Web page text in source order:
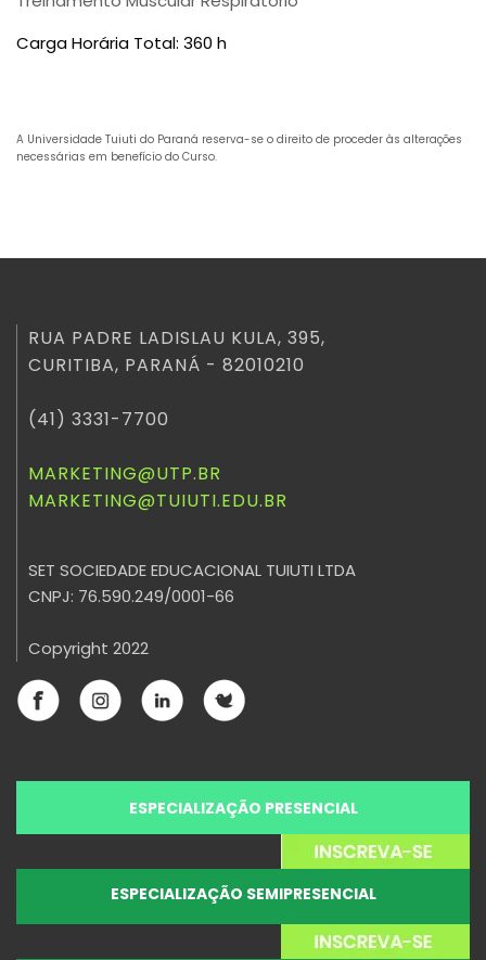
Carga Horária Total: 360 h
A Universidade Tuiuti do Paraná reserva-se o direito de proceder às alterações
necessárias em benefício do Curso.
RUA PADRE LADISLAU KULA, 395,
CURITIBA, PARANÁ - 82010210
(41) 3331-7700
MARKETING@UTP.BR
MARKETING@TUIUTI.EDU.BR
SET SOCIEDADE EDUCACIONAL TUIUTI LTDA
CNPJ: 76.590.249/0001-66
Copyright 2022
ESPECIALIZAÇÃO PRESENCIAL
ESPECIALIZAÇÃO SEMIPRESENCIAL